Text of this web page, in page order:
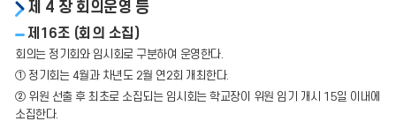
제 4 장 회의운영 등
제16조 (회의 소집)
회의는 정기회와 임시회로 구분하여 운영한다.
① 정기회는 4월과 차년도 2월 연2회 개최한다.
② 위원 선출 후 최초로 소집되는 임시회는 학교장이 위원 임기 개시 15일 이내에
소집한다.